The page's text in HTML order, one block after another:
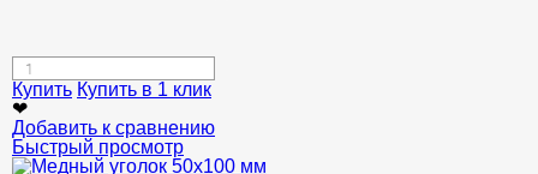
Купить Купить в 1 клик
❤
Добавить к сравнению
Быстрый просмотр